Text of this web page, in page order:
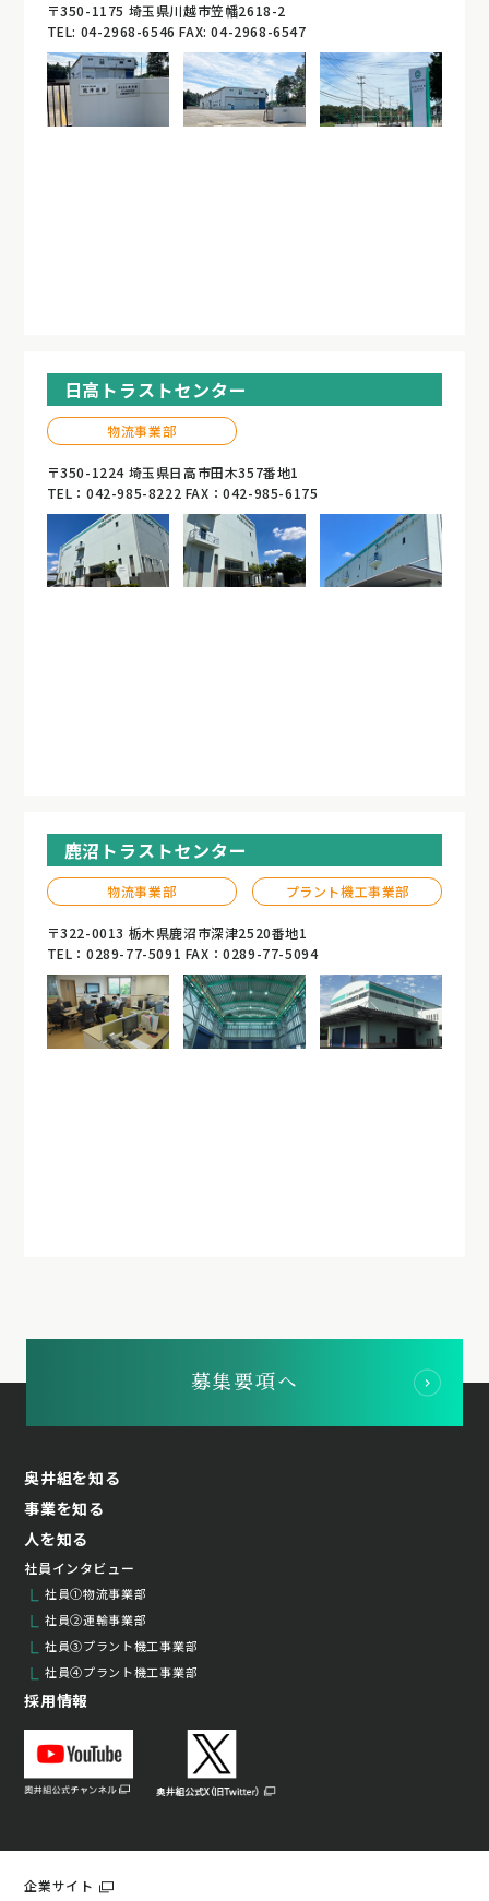
〒350-1175 埼玉県川越市笠幡2618-2
TEL: 04-2968-6546 FAX: 04-2968-6547
日高トラストセンター
物流事業部
〒350-1224 埼玉県日高市田木357番地1
TEL：042-985-8222 FAX：042-985-6175
鹿沼トラストセンター
物流事業部 プラント機工事業部
〒322-0013 栃木県鹿沼市深津2520番地1
TEL：0289-77-5091 FAX：0289-77-5094
募集要項へ
奥井組を知る
事業を知る
人を知る
社員インタビュー
社員①物流事業部
社員②運輸事業部
社員③プラント機工事業部
社員④プラント機工事業部
採用情報
企業サイト